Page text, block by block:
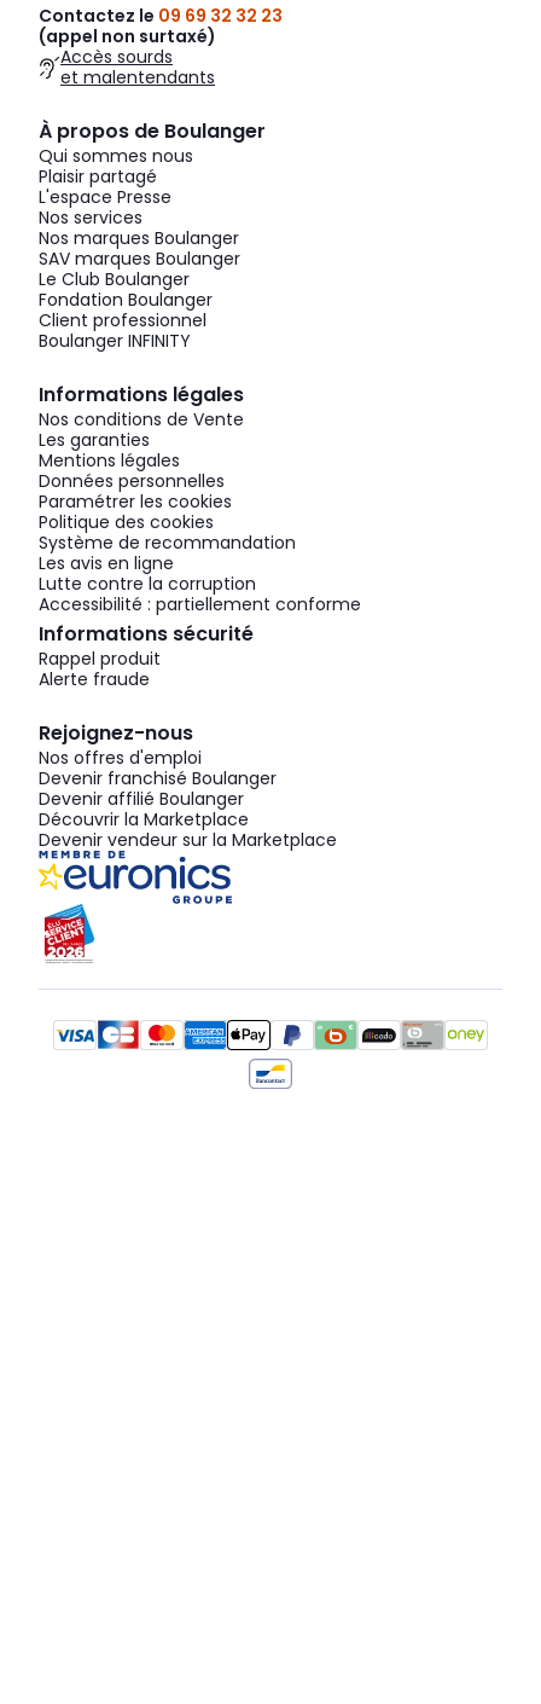
Contactez le 09 69 32 32 23
(appel non surtaxé)
Accès sourds
et malentendants
À propos de Boulanger
Qui sommes nous
Plaisir partagé
L'espace Presse
Nos services
Nos marques Boulanger
SAV marques Boulanger
Le Club Boulanger
Fondation Boulanger
Client professionnel
Boulanger INFINITY
Informations légales
Nos conditions de Vente
Les garanties
Mentions légales
Données personnelles
Paramétrer les cookies
Politique des cookies
Système de recommandation
Les avis en ligne
Lutte contre la corruption
Accessibilité : partiellement conforme
Informations sécurité
Rappel produit
Alerte fraude
Rejoignez-nous
Nos offres d'emploi
Devenir franchisé Boulanger
Devenir affilié Boulanger
Découvrir la Marketplace
Devenir vendeur sur la Marketplace